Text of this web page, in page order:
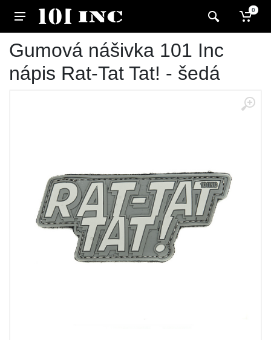
0
Gumová nášivka 101 Inc
nápis Rat-Tat Tat! - šedá